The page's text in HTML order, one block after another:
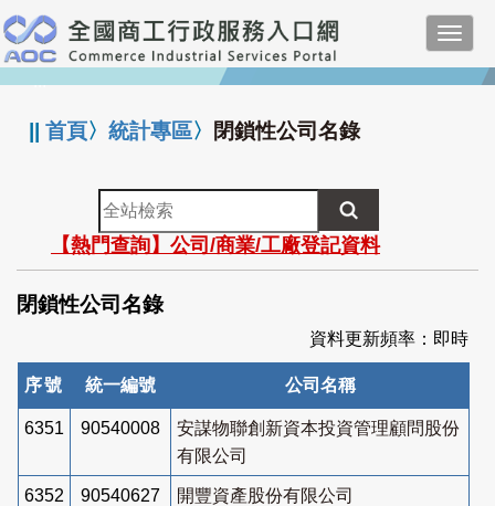
跳
到
主
要
:::
||首頁〉統計專區〉 閉鎖性公司名錄
全
站
檢
索
【熱門查詢】公司/商業/工廠登記資料
閉鎖性公司名錄
資料更新頻率：即時
序號 統一編號 公司名稱
6351 90540008
安謀物聯創新資本投資管理顧問股份
有限公司
6352 90540627 開豐資產股份有限公司